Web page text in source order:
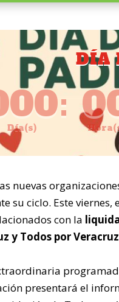
DÍA
Día(s)
:
nuevas
su ciclo. Este viernes,
con la
y Todos por
presentará el